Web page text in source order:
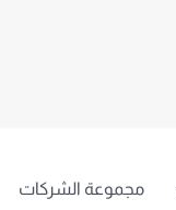
مجموعة الشركات